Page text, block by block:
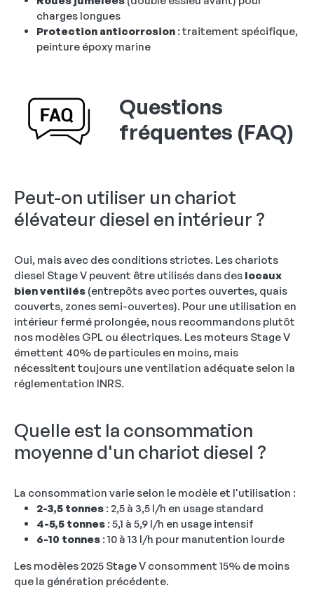
charges longues
Protection anticorrosion : traitement spécifique,
peinture époxy marine
Questions
fréquentes (FAQ)
Peut-on utiliser un chariot
élévateur diesel en intérieur ?
Oui, mais avec des conditions strictes. Les chariots
diesel Stage V peuvent être utilisés dans des locaux
bien ventilés (entrepôts avec portes ouvertes, quais
couverts, zones semi-ouvertes). Pour une utilisation en
intérieur fermé prolongée, nous recommandons plutôt
nos modèles GPL ou électriques. Les moteurs Stage V
émettent 40% de particules en moins, mais
nécessitent toujours une ventilation adéquate selon la
réglementation INRS.
Quelle est la consommation
moyenne d'un chariot diesel ?
La consommation varie selon le modèle et l'utilisation :
2-3,5 tonnes : 2,5 à 3,5 l/h en usage standard
4-5,5 tonnes : 5,1 à 5,9 l/h en usage intensif
6-10 tonnes : 10 à 13 l/h pour manutention lourde
Les modèles 2025 Stage V consomment 15% de moins
que la génération précédente.